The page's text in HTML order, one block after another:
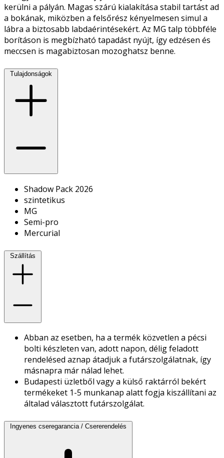
kerülni a pályán. Magas szárú kialakítása stabil tartást ad
a bokának, miközben a felsőrész kényelmesen simul a
lábra a biztosabb labdaérintésekért. Az MG talp többféle
borításon is megbízható tapadást nyújt, így edzésen és
meccsen is magabiztosan mozoghatsz benne.
Tulajdonságok
Shadow Pack 2026
szintetikus
MG
Semi-pro
Mercurial
Szállítás
Abban az esetben, ha a termék közvetlen a pécsi
bolti készleten van, adott napon, délig feladott
rendelésed aznap átadjuk a futárszolgálatnak, így
másnapra már nálad lehet.
Budapesti üzletből vagy a külső raktárról bekért
termékeket 1-5 munkanap alatt fogja kiszállítani az
általad választott futárszolgálat.
Ingyenes cseregarancia / Csererendelés